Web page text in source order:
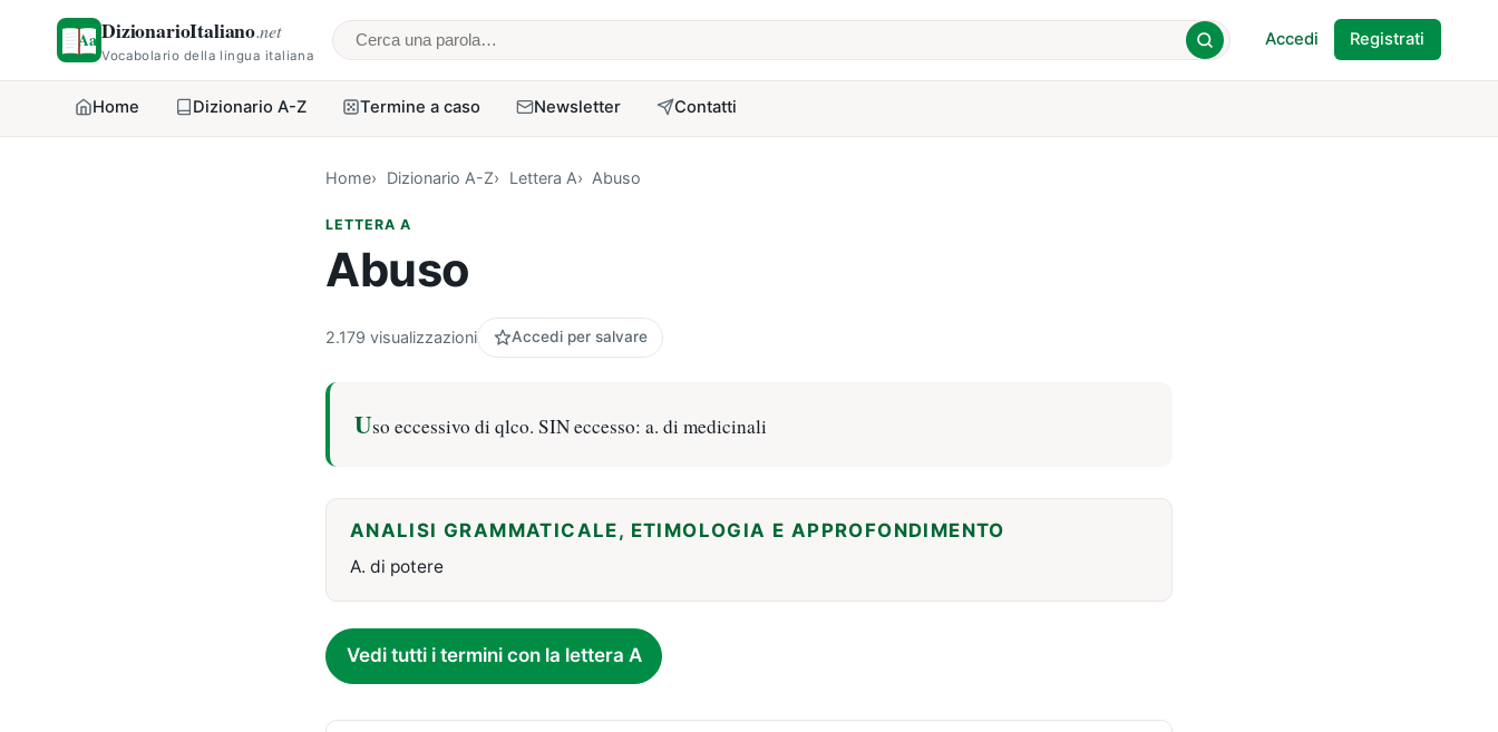
DizionarioItaliano.net
Vocabolario della lingua italiana Cerca una parola
Accedi Registrati
Home Dizionario A-Z Termine a caso Newsletter Contatti
Home Dizionario A-Z Lettera A Abuso
LETTERA A
Abuso
2.179 visualizzazioni Accedi per salvare
Uso eccessivo di qlco. SIN eccesso: a. di medicinali
ANALISI GRAMMATICALE, ETIMOLOGIA E APPROFONDIMENTO
A. di potere
Vedi tutti i termini con la lettera A